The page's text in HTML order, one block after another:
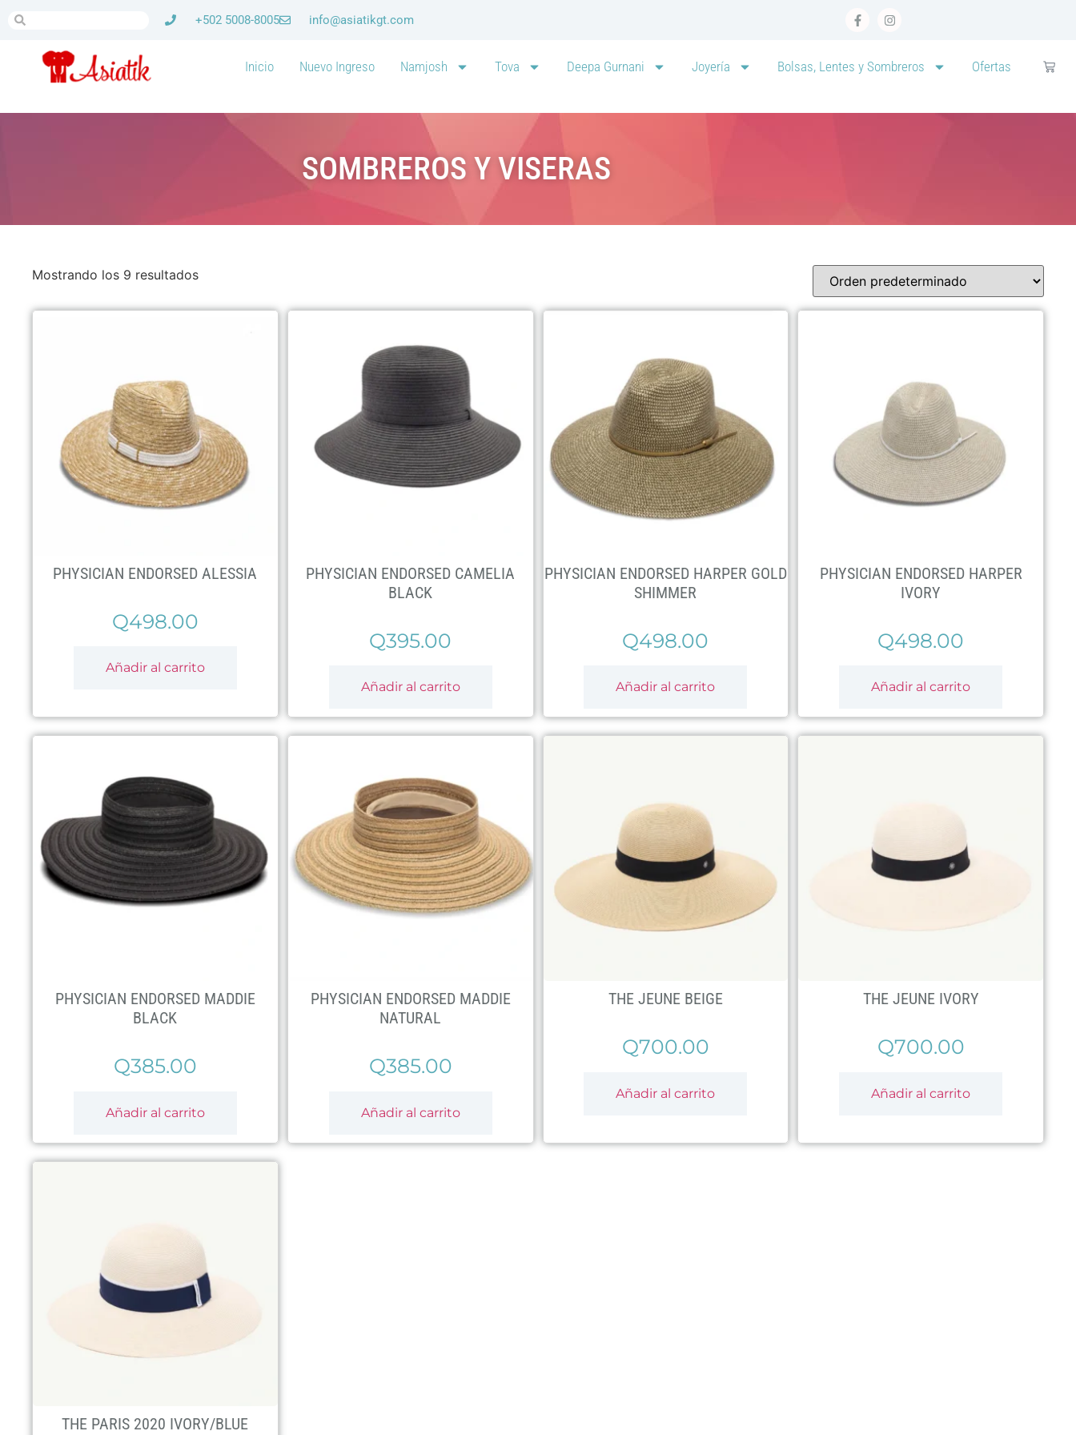
+502 5008-8005 info@asiatikgt.com
Inicio Nuevo Ingreso Namjosh Tova Deepa Gurnani Joyería Bolsas, Lentes y Sombreros Ofertas
SOMBREROS Y VISERAS
Mostrando los 9 resultados
PHYSICIAN ENDORSED ALESSIA
Q498.00
Añadir al carrito
PHYSICIAN ENDORSED CAMELIA
BLACK
Q395.00
Añadir al carrito
PHYSICIAN ENDORSED HARPER GOLD
SHIMMER
Q498.00
Añadir al carrito
PHYSICIAN ENDORSED HARPER
IVORY
Q498.00
Añadir al carrito
PHYSICIAN ENDORSED MADDIE
BLACK
Q385.00
Añadir al carrito
PHYSICIAN ENDORSED MADDIE
NATURAL
Q385.00
Añadir al carrito
THE JEUNE BEIGE
Q700.00
Añadir al carrito
THE JEUNE IVORY
Q700.00
Añadir al carrito
THE PARIS 2020 IVORY/BLUE